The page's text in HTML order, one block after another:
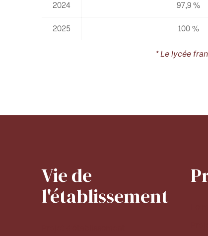
2024
97,9 %
2025
100 %
* Le lycée
Vie de
l'établissement